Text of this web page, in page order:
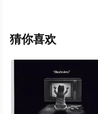
全就上天堂电影网，
猜你喜欢